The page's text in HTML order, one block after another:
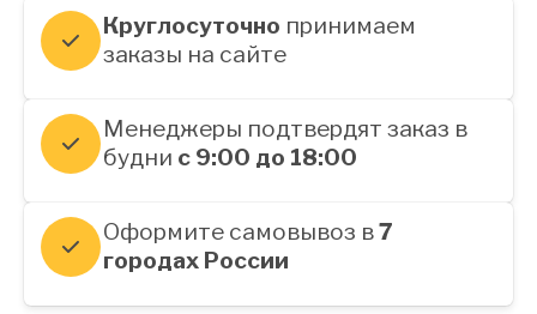
Круглосуточно принимаем
заказы на сайте
Менеджеры подтвердят заказ в
будни с 9:00 до 18:00
Оформите самовывоз в7
городах России